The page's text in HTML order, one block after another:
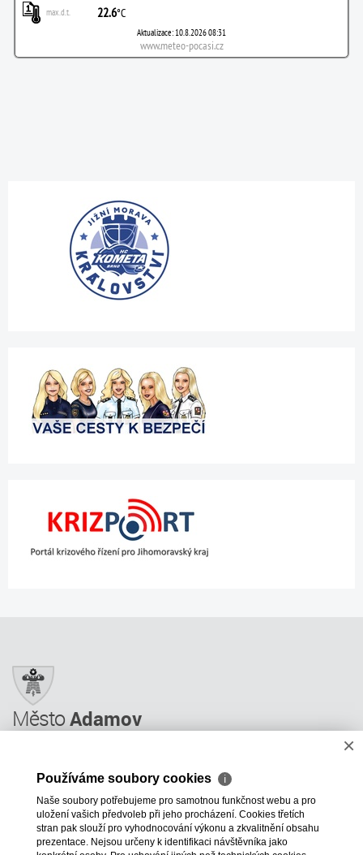
MěstoAdamov
Úřední deska
Informace
Odkazy a rady
ÚP GIS MAPY
×
Používáme soubory cookies ℹ
Naše soubory potřebujeme pro samotnou funkčnost webu a pro
uložení vašich předvoleb při jeho procházení. Cookies třetích
stran pak slouží pro vyhodnocování výkonu a zkvalitnění obsahu
prezentace. Nejsou určeny k identifikaci návštěvníka jako